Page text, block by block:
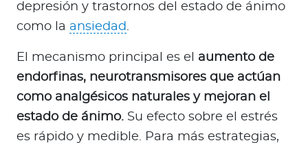
depresión y trastornos del estado de ánimo
como la ansiedad.
El mecanismo principal es el aumento de
endorfinas, neurotransmisores que actúan
como analgésicos naturales y mejoran el
estado de ánimo. Su efecto sobre el estrés
es rápido y medible. Para más estrategias,